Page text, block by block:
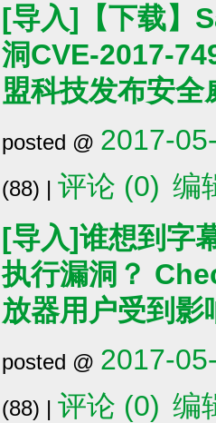
[导入]【下载】
洞CVE-2017-
盟科技发布安全
posted @ 2017-
(88) | 评论 (0) 编
[导入]谁想到字
执行漏洞？
放器用户受到影
posted @ 2017-
(88) | 评论 (0) 编